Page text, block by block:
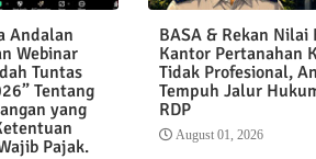
Andalan
Webinar
Tuntas
Tentang
yang
Pajak.
BASA & Rekan Nilai
Kantor Pertanahan
Tidak Profesional,
Tempuh Jalur
RDP
August 01, 2026